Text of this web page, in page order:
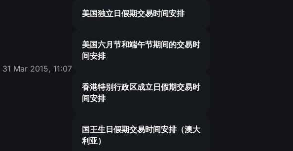
31 Mar 2015, 11:07
美国独立日假期交易时间安排
美国六月节和端午节期间的交易时
间安排
香港特别行政区成立日假期交易时
间安排
国王生日假期交易时间安排（澳大
利亚）